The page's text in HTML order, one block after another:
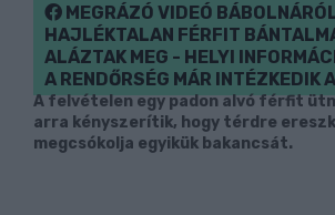
MEGRÁZÓ VIDEÓ
HAJLÉKTALAN FÉRFIT
ALÁZTAK MEG - HELYI
A RENDŐRSÉG MÁR INTÉZKEDIK
A felvételen egy padon alvó férfit
arra kényszerítik, hogy térdre
megcsókolja egyikük bakancsát.